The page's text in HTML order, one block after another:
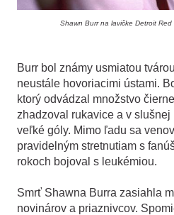
Shawn Burr na lavičke Detroit
Burr bol známy usmiatou
neustále hovoriacimi ústami.
ktorý odvádzal množstvo
zhadzoval rukavice a v slušnej
veľké góly. Mimo ľadu sa
pravidelným stretnutiam s
rokoch bojoval s leukémiou.
Smrť Shawna Burra zasiahla
novinárov a priaznivcov.